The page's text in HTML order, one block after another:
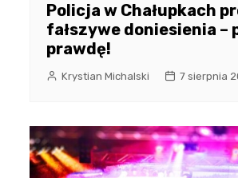
Policja w Chałupkach
fałszywe doniesienia –
prawdę!
Krystian Michalski 7 sierpnia